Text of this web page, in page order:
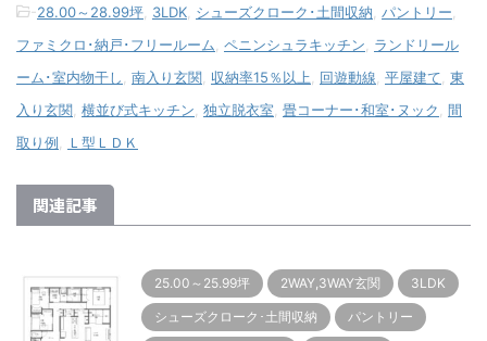
-28.00～28.99坪 3LDK シューズクローク･土間収納 パントリー
ファミクロ･納戸･フリールーム ペニンシュラキッチン
ランドリール
ーム･室内物干し
南入り玄関 収納率15％以上 回遊動線 平屋建て 東
入り玄関 横並び式キッチン 独立脱衣室 畳コーナー･和室･ヌック
間
取り例
Ｌ型ＬＤＫ
関連記事
25.00～25.99坪 2WAY,3WAY玄関 3LDK
シューズクローク･土間収納 パントリー